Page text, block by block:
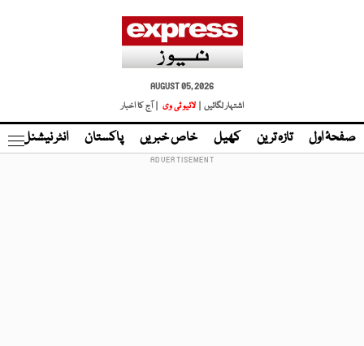
AUGUST 05, 2026
اشتہار لگائیں |
لائیو ٹی وی | آج کا اخبار
صفحۂ اول تازہ ترین کھیل خاص خبریں پاکستان انٹر نیشنل